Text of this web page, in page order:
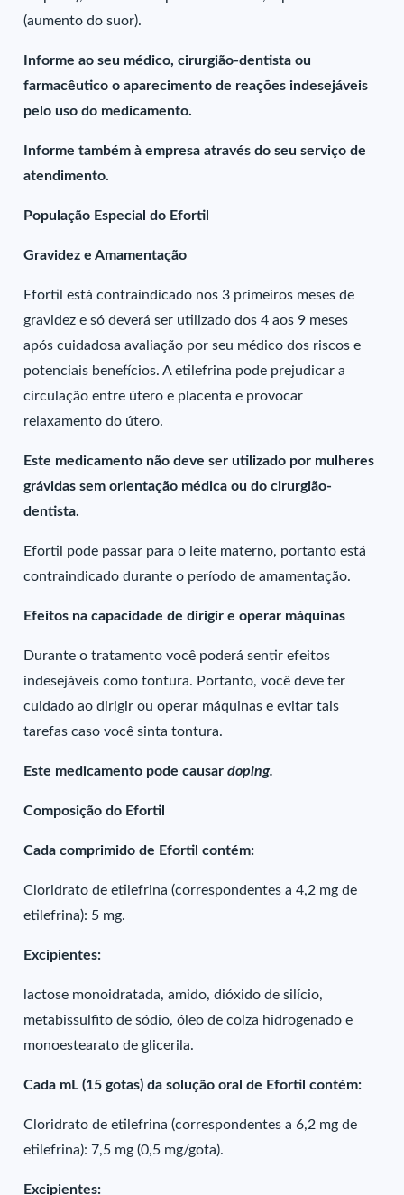
(aumento do suor).
Informe ao seu médico, cirurgião-dentista ou
farmacêutico o aparecimento de reações indesejáveis
pelo uso do medicamento.
Informe também à empresa através do seu serviço de
atendimento.
População Especial do Efortil
Gravidez e Amamentação
Efortil está contraindicado nos 3 primeiros meses de
gravidez e só deverá ser utilizado dos 4 aos 9 meses
após cuidadosa avaliação por seu médico dos riscos e
potenciais benefícios. A etilefrina pode prejudicar a
circulação entre útero e placenta e provocar
relaxamento do útero.
Este medicamento não deve ser utilizado por mulheres
grávidas sem orientação médica ou do cirurgião-
dentista.
Efortil pode passar para o leite materno, portanto está
contraindicado durante o período de amamentação.
Efeitos na capacidade de dirigir e operar máquinas
Durante o tratamento você poderá sentir efeitos
indesejáveis como tontura. Portanto, você deve ter
cuidado ao dirigir ou operar máquinas e evitar tais
tarefas caso você sinta tontura.
Este medicamento pode causar doping.
Composição do Efortil
Cada comprimido de Efortil contém:
Cloridrato de etilefrina (correspondentes a 4,2 mg de
etilefrina): 5 mg.
Excipientes:
lactose monoidratada, amido, dióxido de silício,
metabissulfito de sódio, óleo de colza hidrogenado e
monoestearato de glicerila.
Cada mL (15 gotas) da solução oral de Efortil contém:
Cloridrato de etilefrina (correspondentes a 6,2 mg de
etilefrina): 7,5 mg (0,5 mg/gota).
Excipientes: